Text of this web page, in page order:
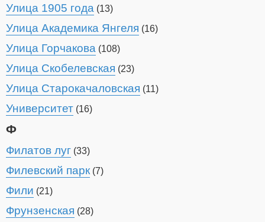
Улица 1905 года (13)
Улица Академика Янгеля (16)
Улица Горчакова (108)
Улица Скобелевская (23)
Улица Старокачаловская (11)
Университет (16)
Ф
Филатов луг (33)
Филевский парк (7)
Фили (21)
Фрунзенская (28)